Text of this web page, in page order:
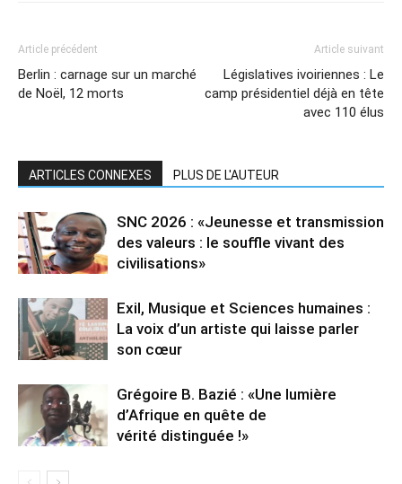
Article précédent
Berlin : carnage sur un marché
de Noël, 12 morts
Article suivant
Législatives ivoiriennes : Le
camp présidentiel déjà en tête
avec 110 élus
ARTICLES CONNEXES PLUS DE L'AUTEUR
SNC 2026 : «Jeunesse et transmission
des valeurs : le souffle vivant des
civilisations»
Exil, Musique et Sciences humaines :
La voix d’un artiste qui laisse parler
son cœur
Grégoire B. Bazié : «Une lumière
d’Afrique en quête de
vérité distinguée !»